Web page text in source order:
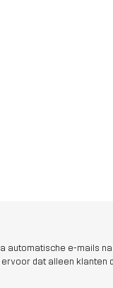
e-mails na
dat alleen klanten